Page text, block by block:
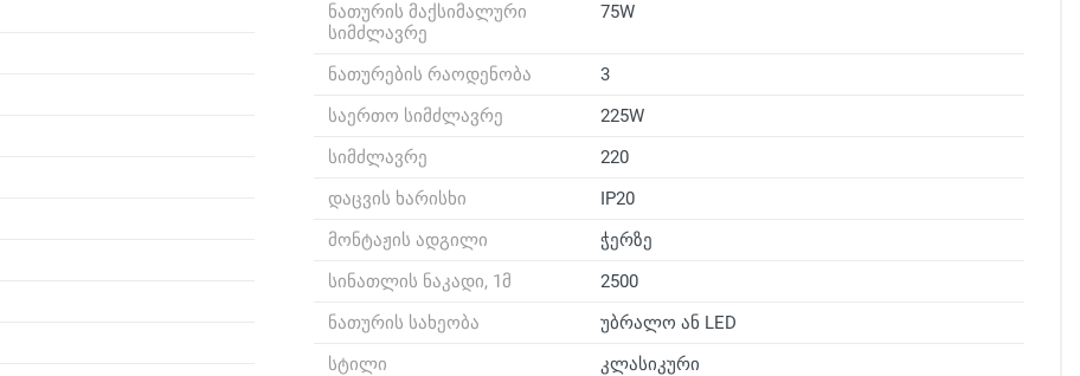
ნათურის მაქსიმალური
სიმძლავრე
75W
ნათურების რაოდენობა
3
საერთო სიმძლავრე
225W
სიმძლავრე
220
დაცვის ხარისხი
IP20
მონტაჟის ადგილი
ჭერზე
სინათლის ნაკადი, 1მ
2500
ნათურის სახეობა
უბრალო ან LED
სტილი
კლასიკური